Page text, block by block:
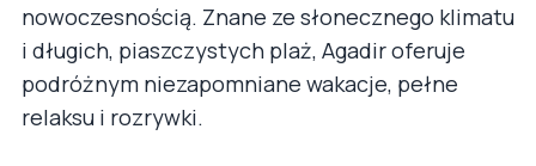
nowoczesnością. Znane ze słonecznego klimatu
i długich, piaszczystych plaż, Agadir oferuje
podróżnym niezapomniane wakacje, pełne
relaksu i rozrywki.